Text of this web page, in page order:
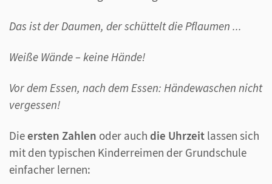
Das ist der Daumen, der schüttelt die Pflaumen ...
Weiße Wände – keine Hände!
Vor dem Essen, nach dem Essen: Händewaschen nicht
vergessen!
Dieersten Zahlen oder auch die Uhrzeit lassen sich
mit den typischen Kinderreimen der Grundschule
einfacher lernen: